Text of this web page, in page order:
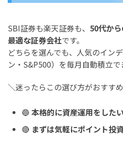
SBI証券も楽天証券も、 50代か
最適な証券会社です。
どちらを選んでも、人気のイン
ン・S&P500）を毎月自動積立で
＼迷ったらこの選び方がおすす
🔵本格的に資産運用をした
🔴 まずは気軽にポイント投